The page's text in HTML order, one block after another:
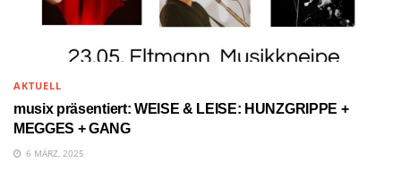
AKTUELL
musix präsentiert: WEISE & LEISE: HUNZGRIPPE +
MEGGES + GANG
6 MÄRZ, 2025